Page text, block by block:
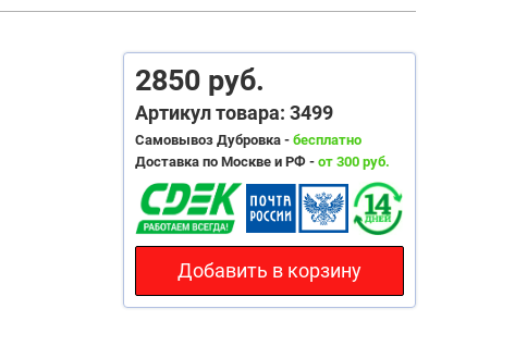
2850 руб.
Артикул товара: 3499
Самовывоз Дубровка - бесплатно
Доставка по Москве и РФ - от 300 руб.
Добавить в корзину